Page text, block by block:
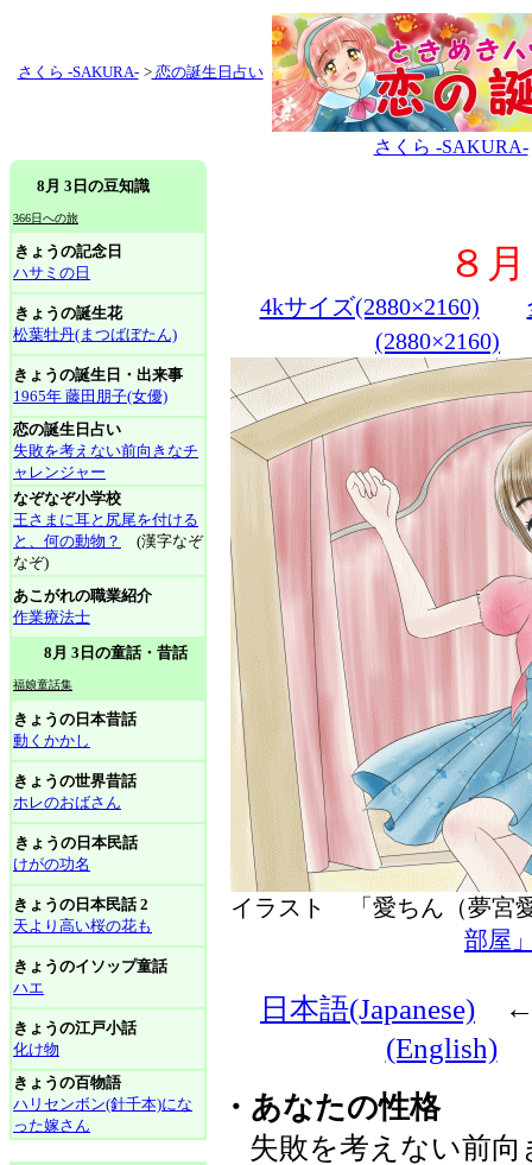
さくら -SAKURA- >恋の誕生日占い
さくら -SAKURA-
8月 3日の豆知識
366日への旅
きょうの記念日
ハサミの日
きょうの誕生花
松葉牡丹(まつばぼたん)
きょうの誕生日・出来事
1965年 藤田朋子(女優)
恋の誕生日占い
失敗を考えない前向きなチ
ャレンジャー
なぞなぞ小学校
王さまに耳と尻尾を付ける
と、何の動物？
(漢字なぞ
なぞ)
あこがれの職業紹介
作業療法士
8月 3日の童話・昔話
福娘童話集
きょうの日本昔話
動くかかし
きょうの世界昔話
ホレのおばさん
きょうの日本民話
けがの功名
きょうの日本民話 2
天より高い桜の花も
きょうのイソップ童話
ハエ
きょうの江戸小話
化け物
きょうの百物語
ハリセンボン(針千本)にな
った嫁さん
８
4kサイズ(2880×2160)
(2880×2160)
イラスト 「愛ちん（夢
部屋
日本語(Japanese)
(English)
・あなたの性格
失敗を考えない前向